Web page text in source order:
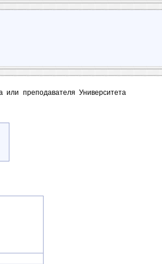
или преподавателя Университета